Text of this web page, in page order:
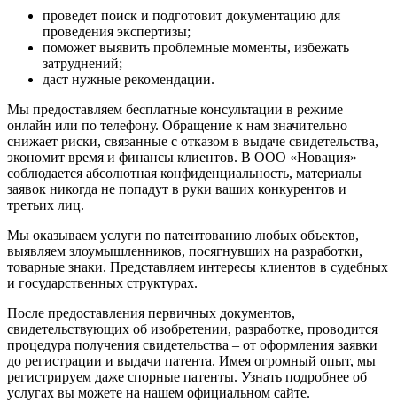
проведет поиск и подготовит документацию для
проведения экспертизы;
поможет выявить проблемные моменты, избежать
затруднений;
даст нужные рекомендации.
Мы предоставляем бесплатные консультации в режиме
онлайн или по телефону. Обращение к нам значительно
снижает риски, связанные с отказом в выдаче свидетельства,
экономит время и финансы клиентов. В ООО «Новация»
соблюдается абсолютная конфиденциальность, материалы
заявок никогда не попадут в руки ваших конкурентов и
третьих лиц.
Мы оказываем услуги по патентованию любых объектов,
выявляем злоумышленников, посягнувших на разработки,
товарные знаки. Представляем интересы клиентов в судебных
и государственных структурах.
После предоставления первичных документов,
свидетельствующих об изобретении, разработке, проводится
процедура получения свидетельства – от оформления заявки
до регистрации и выдачи патента. Имея огромный опыт, мы
регистрируем даже спорные патенты. Узнать подробнее об
услугах вы можете на нашем официальном сайте.